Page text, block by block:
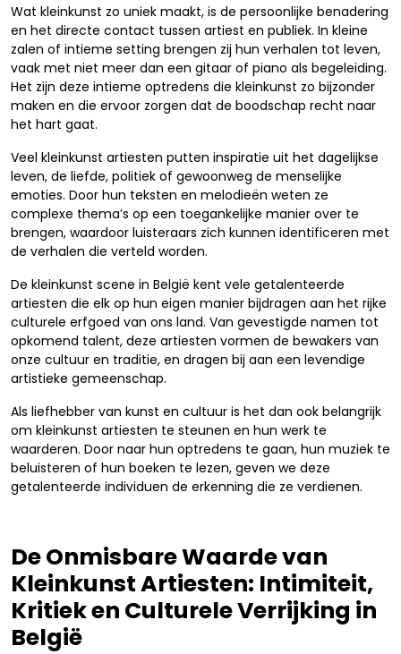
Wat kleinkunst zo uniek maakt, is de persoonlijke benadering
en het directe contact tussen artiest en publiek. In kleine
zalen of intieme setting brengen zij hun verhalen tot leven,
vaak met niet meer dan een gitaar of piano als begeleiding.
Het zijn deze intieme optredens die kleinkunst zo bijzonder
maken en die ervoor zorgen dat de boodschap recht naar
het hart gaat.
Veel kleinkunst artiesten putten inspiratie uit het dagelijkse
leven, de liefde, politiek of gewoonweg de menselijke
emoties. Door hun teksten en melodieën weten ze
complexe thema’s op een toegankelijke manier over te
brengen, waardoor luisteraars zich kunnen identificeren met
de verhalen die verteld worden.
De kleinkunst scene in België kent vele getalenteerde
artiesten die elk op hun eigen manier bijdragen aan het rijke
culturele erfgoed van ons land. Van gevestigde namen tot
opkomend talent, deze artiesten vormen de bewakers van
onze cultuur en traditie, en dragen bij aan een levendige
artistieke gemeenschap.
Als liefhebber van kunst en cultuur is het dan ook belangrijk
om kleinkunst artiesten te steunen en hun werk te
waarderen. Door naar hun optredens te gaan, hun muziek te
beluisteren of hun boeken te lezen, geven we deze
getalenteerde individuen de erkenning die ze verdienen.
De Onmisbare Waarde van
Kleinkunst Artiesten: Intimiteit,
Kritiek en Culturele Verrijking in
België